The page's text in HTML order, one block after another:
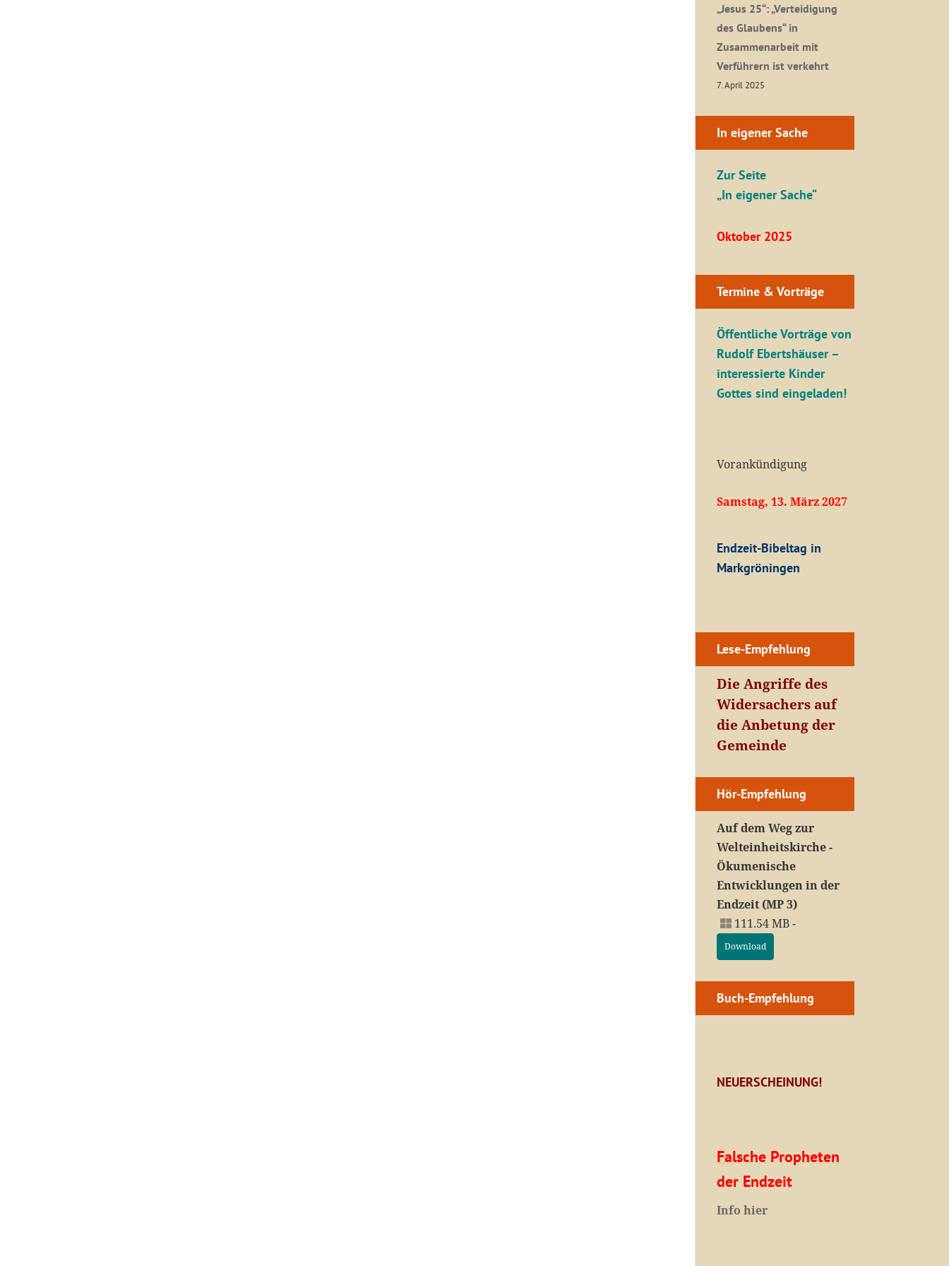
„Jesus 25“: „Verteidigung
des Glaubens“ in
Zusammenarbeit mit
Verführern ist verkehrt
7. April 2025
In eigener Sache
Zur Seite
„In eigener Sache“
Oktober 2025
Termine & Vorträge
Öffentliche Vorträge von
Rudolf Ebertshäuser –
interessierte Kinder
Gottes sind eingeladen!
Vorankündigung
Samstag, 13. März 2027
Endzeit-Bibeltag in
Markgröningen
Lese-Empfehlung
Die Angriffe des
Widersachers auf
die Anbetung der
Gemeinde
Hör-Empfehlung
Auf dem Weg zur
Welteinheitskirche -
Ökumenische
Entwicklungen in der
Endzeit (MP 3)
111.54 MB -
Download
Buch-Empfehlung
NEUERSCHEINUNG!
Falsche Propheten
der Endzeit
Info hier